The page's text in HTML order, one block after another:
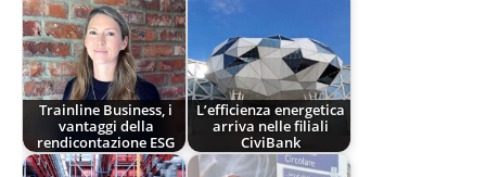
Trainline Business, i
vantaggi della
rendicontazione ESG
L’efficienza energetica
arriva nelle filiali
CiviBank